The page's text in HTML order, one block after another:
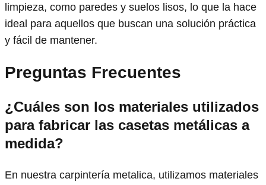
limpieza, como paredes y suelos lisos, lo que la hace
ideal para aquellos que buscan una solución práctica
y fácil de mantener.
Preguntas Frecuentes
¿Cuáles son los materiales utilizados
para fabricar las casetas metálicas a
medida?
En nuestra carpintería metalica, utilizamos materiales